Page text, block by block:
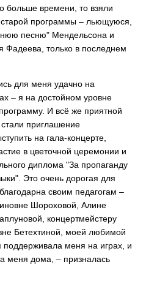
больше времени, то взяли
старой программы – льющуюся,
песню" Мендельсона и
Фадеева, только в последнем
для меня удачно на
– я на достойном уровне
И всё же приятной
приглашение
на гала-концерте,
в цветочной церемонии и
диплома "За пропа­ганду
Это очень дорогая для
своим педагогам –
Шороховой, Алине
концертмейстеру
Бетехтиной, моей любимой
поддерживала меня на играх, и
меня дома, – призналась